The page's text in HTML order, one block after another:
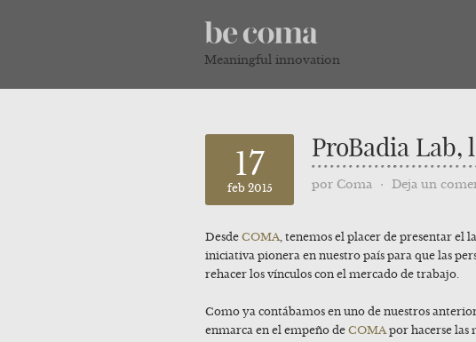
Meaningful innovation
17
feb 2015
ProBadia Lab,
por Coma ⋅ Deja un
Desde COMA, tenemos el placer de presentar el
iniciativa pionera en nuestro país para que las
rehacer los vínculos con el mercado de trabajo.
Como ya contábamos en uno de nuestros
enmarca en el empeño de COMApor hacerse las